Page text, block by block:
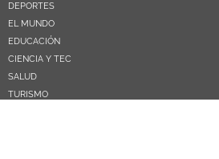
DEPORTES
EL MUNDO
EDUCACIÓN
CIENCIA Y TEC
SALUD
TURISMO